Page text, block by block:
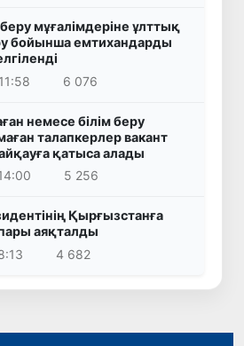
мұғалімдеріне ұлттық
бойынша емтихандарды
6 076
немесе білім беру
талапкерлер вакант
қатыса алады
5 256
Қырғызстанға
аяқталды
4 682